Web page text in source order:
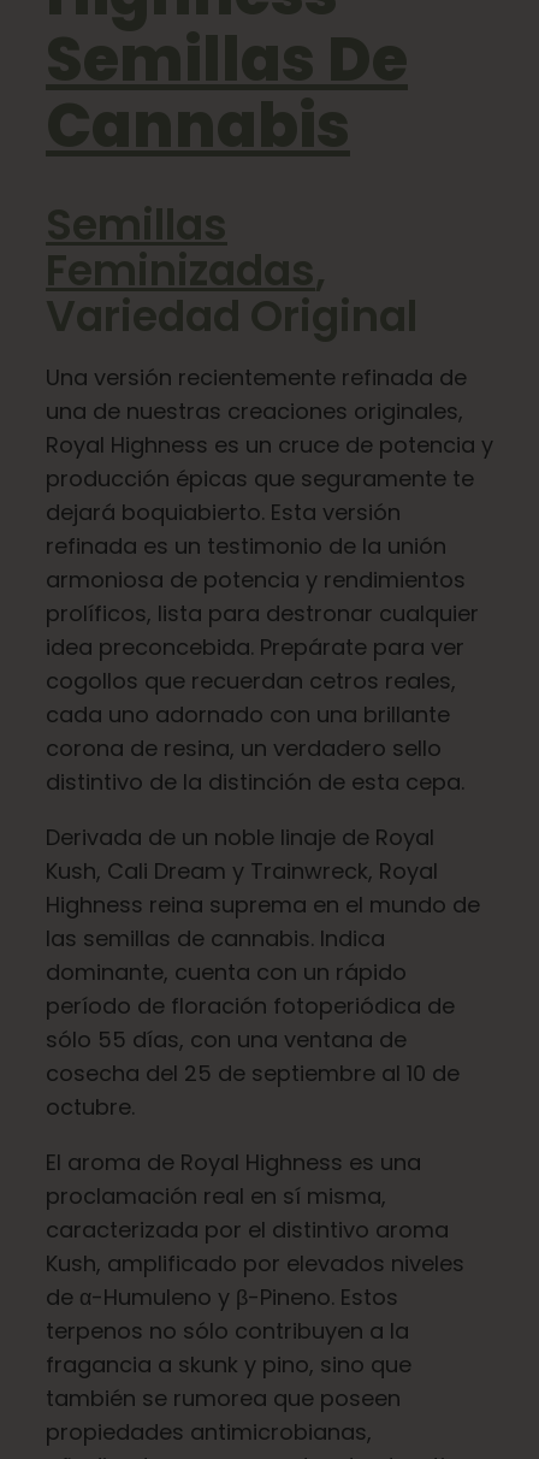
Aprenda
Pulse
Acerca de
Caza de fenotipos
Preservación de la genética caribeña
Póngase en contacto con
Tienda
Español
Buscar:
Semillas De
Cannabis
Semillas
Feminizadas,
Variedad Original
Una versión recientemente refinada de
una de nuestras creaciones originales,
Royal Highness es un cruce de potencia y
producción épicas que seguramente te
dejará boquiabierto. Esta versión
refinada es un testimonio de la unión
armoniosa de potencia y rendimientos
prolíficos, lista para destronar cualquier
idea preconcebida. Prepárate para ver
cogollos que recuerdan cetros reales,
cada uno adornado con una brillante
corona de resina, un verdadero sello
distintivo de la distinción de esta cepa.
Derivada de un noble linaje de Royal
Kush, Cali Dream y Trainwreck, Royal
Highness reina suprema en el mundo de
las semillas de cannabis. Indica
dominante, cuenta con un rápido
período de floración fotoperiódica de
sólo 55 días, con una ventana de
cosecha del 25 de septiembre al 10 de
octubre.
El aroma de Royal Highness es una
proclamación real en sí misma,
caracterizada por el distintivo aroma
Kush, amplificado por elevados niveles
de α-Humuleno y β-Pineno. Estos
terpenos no sólo contribuyen a la
fragancia a skunk y pino, sino que
también se rumorea que poseen
propiedades antimicrobianas,